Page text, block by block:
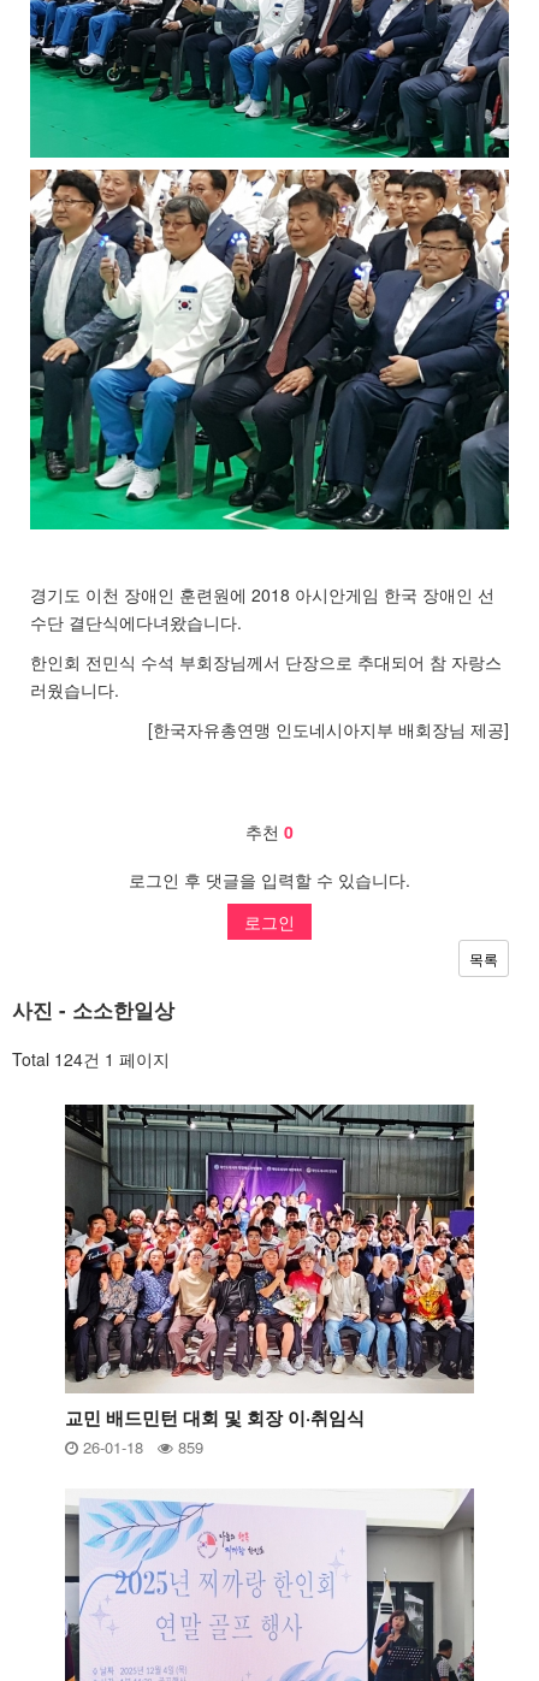
경기도 이천 장애인 훈련원에 2018 아시안게임 한국 장애인 선
수단 결단식에다녀왔습니다.
한인회 전민식 수석 부회장님께서 단장으로 추대되어 참 자랑스
러웠습니다.
[한국자유총연맹 인도네시아지부 배회장님 제공]
추천 0
로그인 후 댓글을 입력할 수 있습니다.
로그인
목록
사진 - 소소한일상
Total 124건 1 페이지
교민 배드민턴 대회 및 회장 이·취임식
26-01-18 859